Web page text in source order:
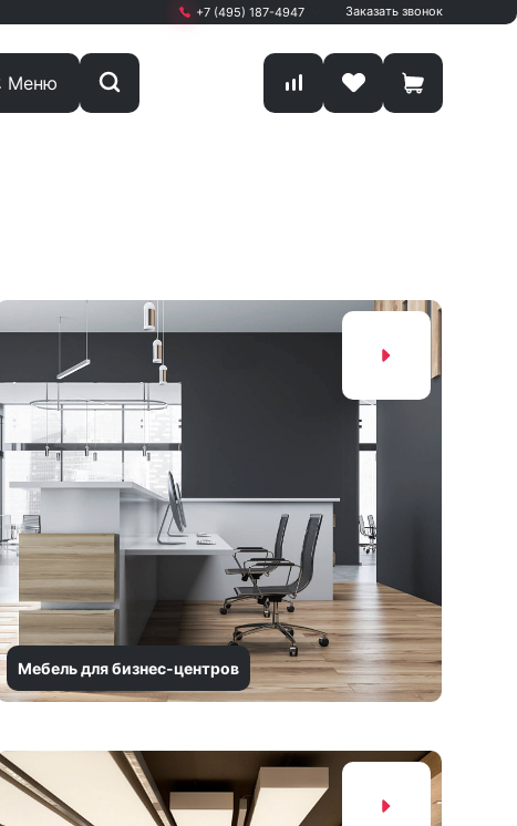
+7 (495) 187-4947
+7 (495) 187-4947
Олимпийский проспект
Заказать звонок
Меню
Мебель для бизнес-центров